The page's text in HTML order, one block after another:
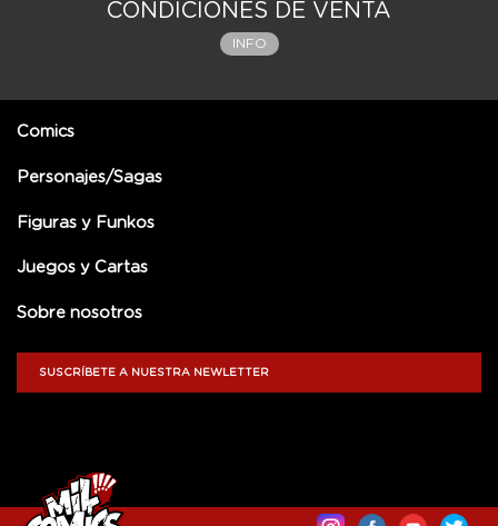
CONDICIONES DE VENTA
INFO
Comics
Personajes/Sagas
Figuras y Funkos
Juegos y Cartas
Sobre nosotros
SUSCRÍBETE A NUESTRA NEWLETTER